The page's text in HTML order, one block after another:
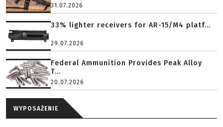
31.07.2026
33% lighter receivers for AR-15/M4 platf...
29.07.2026
Federal Ammunition Provides Peak Alloy
T...
20.07.2026
WYPOSAŻENIE